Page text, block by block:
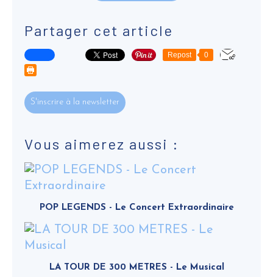
Partager cet article
Repost 0
S'inscrire à la newsletter
Vous aimerez aussi :
POP LEGENDS - Le Concert Extraordinaire
LA TOUR DE 300 METRES - Le Musical